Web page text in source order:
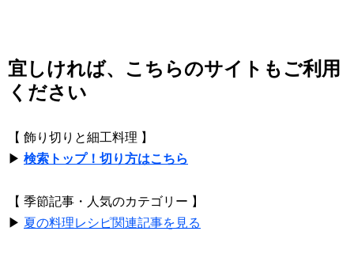
宜しければ、こちらのサイトもご利用
ください
【 飾り切りと細工料理 】
▶ 検索トップ！切り方はこちら
【 季節記事・人気のカテゴリー 】
▶ 夏の料理レシピ関連記事を見る